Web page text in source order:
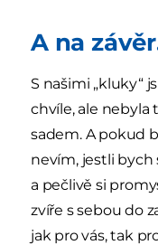
A na
S našimi „kluky“
chvíle, ale nebyla
sadem. A pokud
nevím, jestli bych
a pečlivě si
zvíře s sebou do
jak pro vás, tak